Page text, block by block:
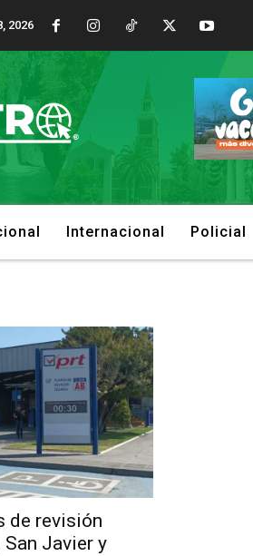
2026
Internacional Policial
de revisión
Javier y